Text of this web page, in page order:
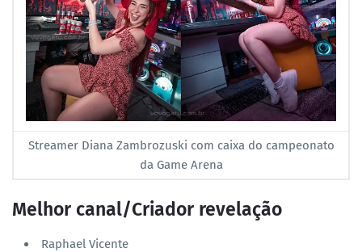
Streamer Diana Zambrozuski com caixa do campeonato
da Game Arena
Melhor canal/Criador revelação
Raphael Vicente